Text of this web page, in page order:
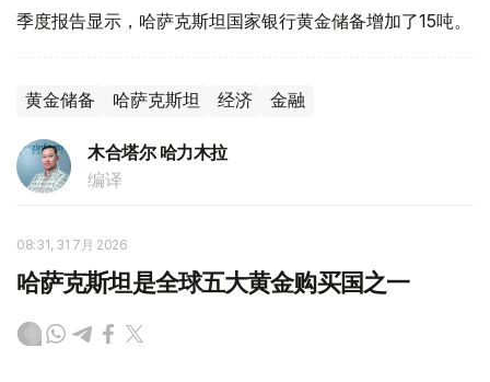
季度报告显示，哈萨克斯坦国家银行黄金储备增加了15吨。
黄金储备 哈萨克斯坦 经济 金融
木合塔尔 哈力木拉
编译
08:31, 31 7月 2026
哈萨克斯坦是全球五大黄金购买国之一